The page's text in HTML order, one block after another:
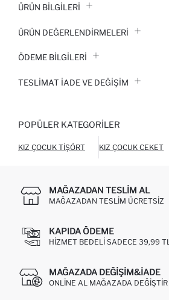
ÜRÜN BILGILERI
ÜRÜN DEĞERLENDİRMELERİ
ÖDEME BİLGİLERİ
TESLIMAT İADE VE DEĞIŞIM
POPÜLER KATEGORILER
KIZ ÇOCUK TIŞÖRT KIZ ÇOCUK CEKET
MAĞAZADAN TESLIM AL
MAĞAZADAN TESLIM ÜCRETSIZ
KAPIDA ÖDEME
HIZMET BEDELI SADECE 39,99 TL
MAĞAZADA DEĞIŞIM&İADE
ONLINE AL MAĞAZADA DEĞIŞTIR